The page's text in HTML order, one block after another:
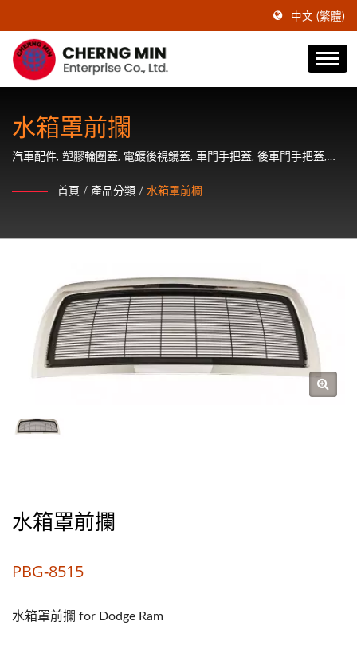
中文 (繁體)
水箱罩前攔
汽車配件, 塑膠輪圈蓋, 電鍍後視鏡蓋, 車門手把蓋, 後車門手把蓋,
首頁 / 產品分類 / 水箱罩前欄
水箱罩前攔
PBG-8515
水箱罩前攔 for Dodge Ram